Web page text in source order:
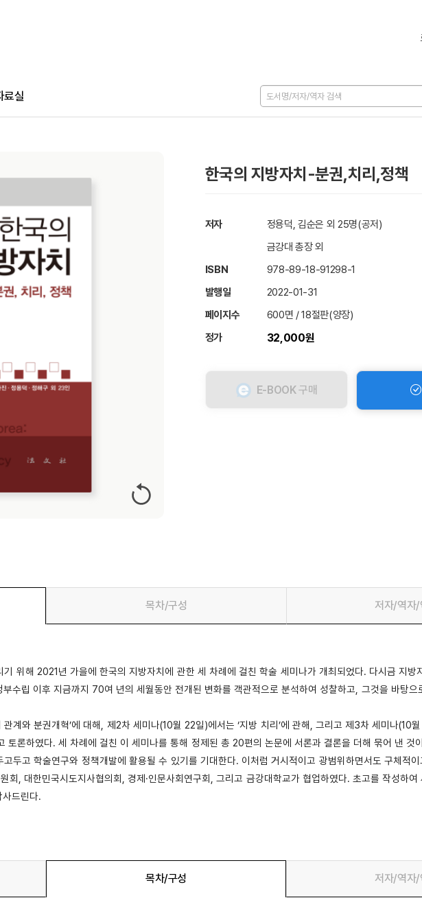
료실
한국의 지방자치-분권,치리,정책
저자
정용덕, 김순은 외 25명(공저)
금강대 총장 외
ISBN
978-89-18-91298-1
발행일
2022-01-31
페이지수
600면 / 18절판(양장)
정가
32,000원
E-BOOK구매
목차/구성 저자/역자/
위해 2021년 가을에 한국의 지방자치에 관한 세 차례에 걸친 학술 세미나가 개최되었다. 다시금 지방
수립 이후 지금까지 70여 년의 세월동안 전개된 변화를 객관적으로 분석하여 성찰하고, 그것을 바탕으
계와 분권개혁’에 대해, 제2차 세미나(10월 22일)에서는 ‘지방 치리’에 관해, 그리고 제3차 세미나(10
토론하였다. 세 차례에 걸친 이 세미나를 통해 정제된 총 20편의 논문에 서론과 결론을 더해 묶어 낸 것
두고 학술연구와 정책개발에 활용될 수 있기를 기대한다. 이처럼 거시적이고 광범위하면서도 구체적
회, 대한민국시도지사협의회, 경제·인문사회연구회, 그리고 금강대학교가 협업하였다. 초고를 작성하
드린다.
목차/구성 저자/역자/